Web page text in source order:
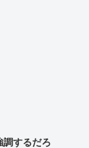
調するだろ